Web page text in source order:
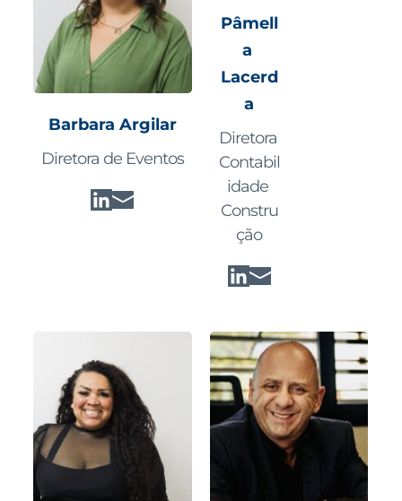
Barbara Argilar
Diretora de Eventos
Pâmell
a
Lacerd
a
Diretora
Contabil
idade
Constru
ção